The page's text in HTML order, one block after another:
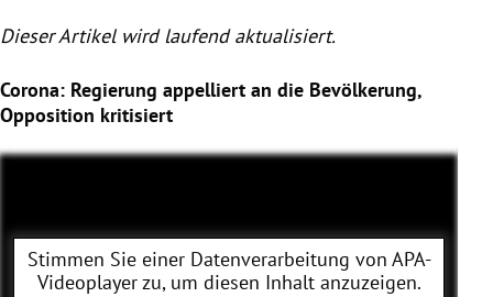
Dieser Artikel wird laufend aktualisiert.
Corona: Regierung appelliert an die Bevölkerung,
Opposition kritisiert
Stimmen Sie einer Datenverarbeitung von APA-
Videoplayerzu, um diesen Inhalt anzuzeigen.